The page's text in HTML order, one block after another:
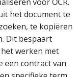
het document te
te kopiëren
Dit bespaart
werken met
een contract van